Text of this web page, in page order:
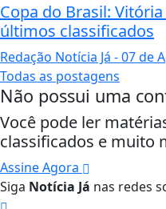
Copa do Brasil:
últimos classificados
Redação Notícia Já - 07 de
Todas as postagens
Não possui uma
Você pode ler
classificados e muito
Assine Agora
Siga Notícia Já nas redes